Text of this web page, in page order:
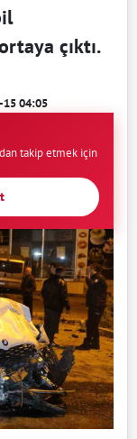
çıktı.
04:05
takip etmek için